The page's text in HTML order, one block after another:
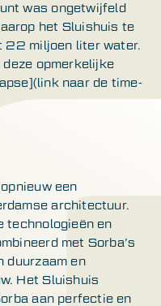
was ongetwijfeld
het Sluishuis te
22 miljoen liter water.
opmerkelijke
naar de time-
een
architectuur.
technologieën en
met Sorba’s
duurzaam en
Het Sluishuis
aan perfectie en